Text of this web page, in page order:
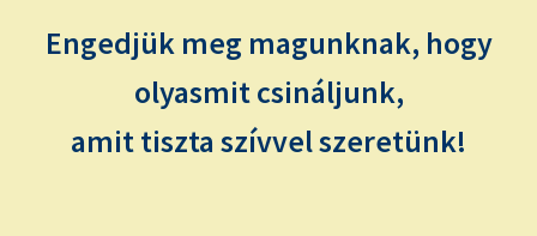
Engedjük meg magunknak, hogy
olyasmit csináljunk,
amit tiszta szívvel szeretünk!